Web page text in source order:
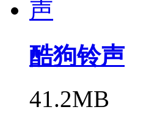
酷狗铃声
41.2MB